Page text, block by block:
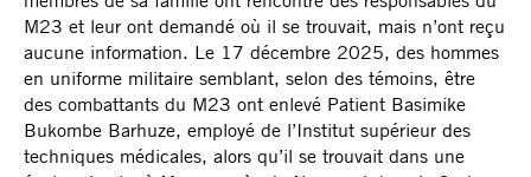
M23 et leur ont demandé où il se trouvait, mais n’ont reçu
aucune information. Le 17 décembre 2025, des hommes
en uniforme militaire semblant, selon des témoins, être
des combattants du M23 ont enlevé Patient Basimike
Bukombe Barhuze, employé de l’Institut supérieur des
techniques médicales, alors qu’il se trouvait dans une